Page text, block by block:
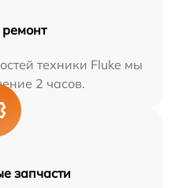
техники Fluke мы
2 часов.
запчасти